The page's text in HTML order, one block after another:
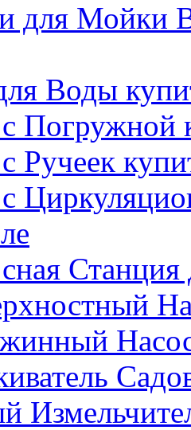
для Мойки
Воды
Погружной
Ручеек